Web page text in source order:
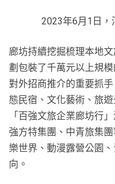
2023年6月1日，
廊坊持續挖掘梳理本地
劃包裝了千萬元以上規
對外招商推介的重要抓
態民宿、文化藝術、旅
「百強文旅企業廊坊行
強方特集團、中青旅集
樂世界、動漫露營公園
向。